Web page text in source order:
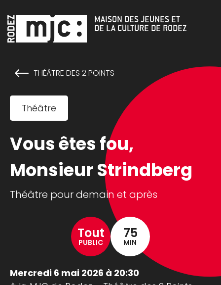
MAISON DES JEUNES ET
DE LA CULTURE DE RODEZ
THÉÂTRE DES 2 POINTS
Théâtre
Vous êtes fou,
Monsieur Strindberg
Théâtre pour demain et après
Tout
PUBLIC
75
MIN
Mercredi 6 mai 2026 à 20:30